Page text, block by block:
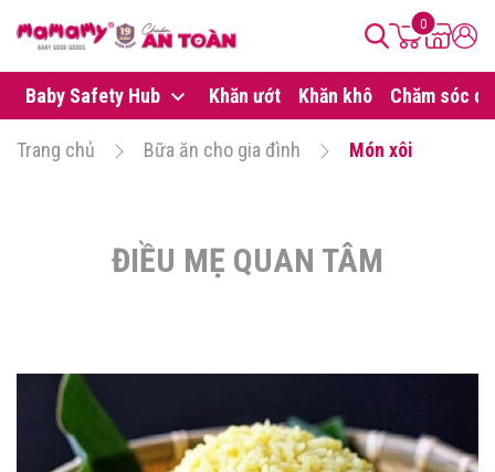
0
Baby Safety Hub Khăn ướt Khăn khô Chăm sóc da
Trang chủ Bữa ăn cho gia đình Món xôi
ĐIỀU MẸ QUAN TÂM